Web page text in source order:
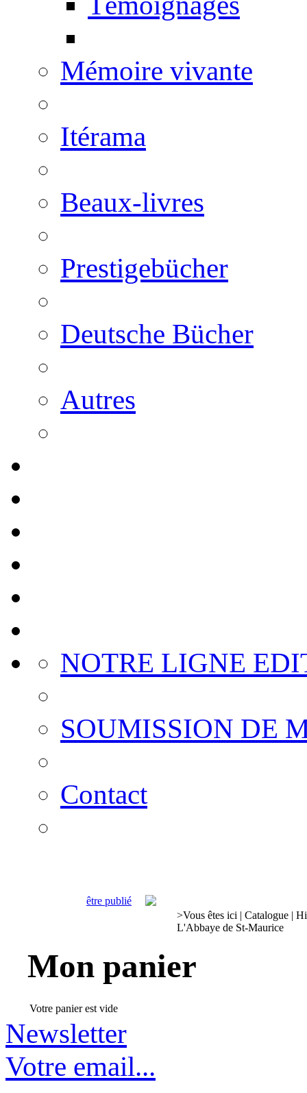
Mémoire vivante
Itérama
Beaux-livres
Prestigebücher
Deutsche Bücher
Autres
NOTRE LIGNE
SOUMISSION DE
Contact
être publié
>Vous êtes ici | Catalogue |
L'Abbaye de St-Maurice
Mon panier
Votre panier est vide
Newsletter
Votre email...